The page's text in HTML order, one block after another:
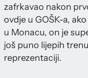
zafrkavao nakon
ovdje u GOŠK-a,
u Monacu, on je
još puno lijepih
reprezentaciji.